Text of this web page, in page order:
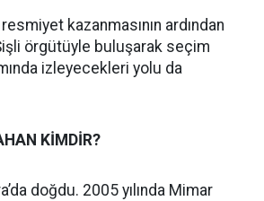
resmiyet kazanmasının ardından
örgütüyle buluşarak seçim
izleyecekleri yolu da
KİMDİR?
doğdu. 2005 yılında Mimar